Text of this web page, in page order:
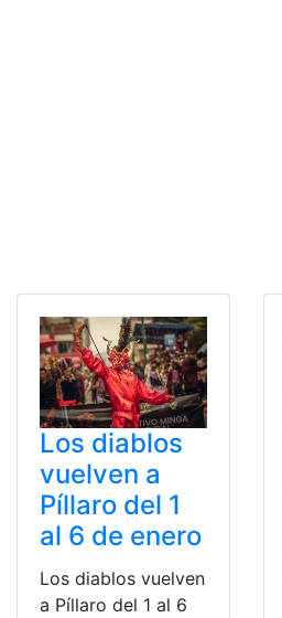
Los diablos
vuelven a
Píllaro del 1
al 6 de enero
Los diablos vuelven
a Píllaro del 1 al 6